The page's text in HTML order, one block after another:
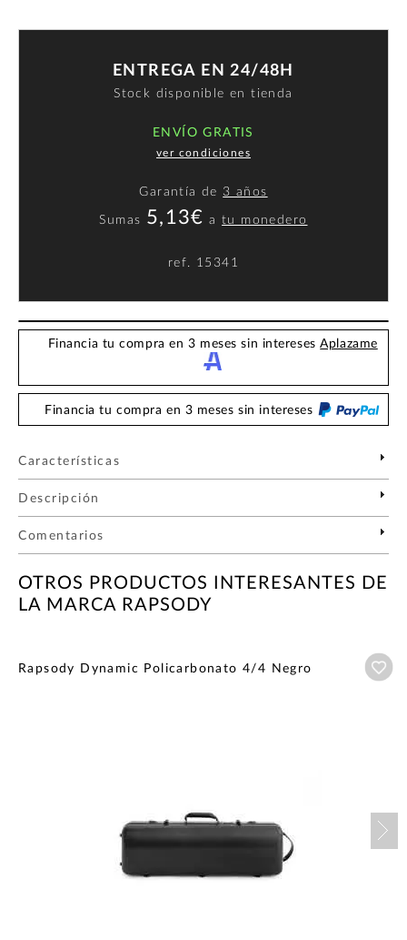
ENTREGA EN 24/48H
Stock disponible en tienda
ENVÍO GRATIS
ver condiciones
Garantía de 3 años
Sumas 5,13€ atu monedero
ref. 15341
Financia tu compra en 3 meses sin interesesAplazame
Financia tu compra en 3 meses sin intereses
Características
Descripción
Comentarios
OTROS PRODUCTOS INTERESANTES DE
LA MARCA RAPSODY
Rapsody Dynamic Policarbonato 4/4 Negro